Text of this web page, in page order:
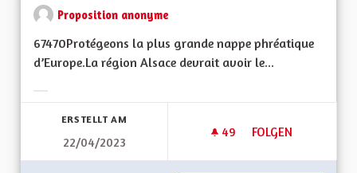
Proposition anonyme
67470Protégeons la plus grande nappe phréatique
d’Europe.La région Alsace devrait avoir le...
ERSTELLT AM
22/04/2023
49 49 FOLLOWER
FOLGEN
GESTION DE LA